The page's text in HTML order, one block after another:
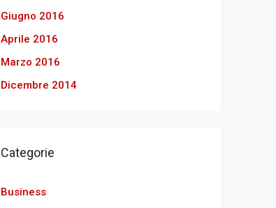
Giugno 2016
Aprile 2016
Marzo 2016
Dicembre 2014
Categorie
Business